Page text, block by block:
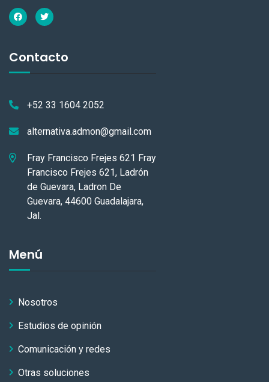
Contacto
+52 33 1604 2052
alternativa.admon@gmail.com
Fray Francisco Frejes 621 Fray
Francisco Frejes 621, Ladrón
de Guevara, Ladron De
Guevara, 44600 Guadalajara,
Jal.
Menú
Nosotros
Estudios de opinión
Comunicación y redes
Otras soluciones